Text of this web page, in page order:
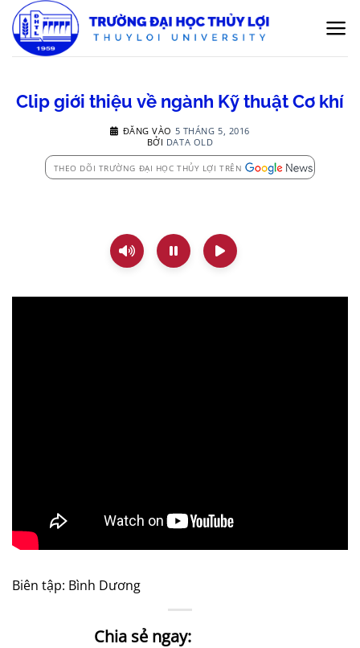
qua
nội
Clip giới thiệu về ngành Kỹ thuật Cơ khí
ĐĂNG VÀO 5 THÁNG 5, 2016
BỞI DATA OLD
THEO DÕI TRƯỜNG ĐẠI HỌC THỦY LỢI TRÊN
Biên tập: Bình Dương